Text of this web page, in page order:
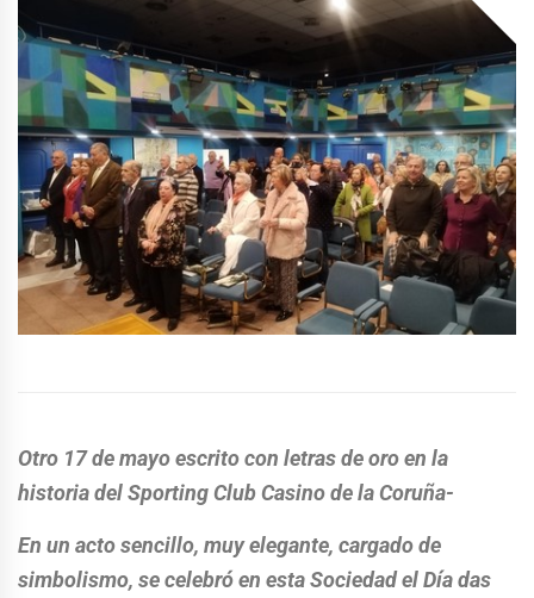
Otro 17 de mayo escrito con letras de oro en la
historia del Sporting Club Casino de la Coruña-
En un acto sencillo, muy elegante, cargado de
simbolismo, se celebró en esta Sociedad el Día das